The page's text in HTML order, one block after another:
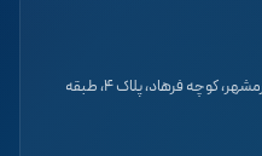
تهران، سهروردی شمالی، خیابان خرمشهر، کوچه فرهاد، پلاک ۴، طبقه